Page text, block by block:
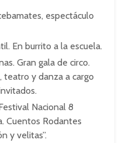
espectáculo
En burrito a la escuela.
Gran gala de circo.
teatro y danza a cargo
Nacional 8
Cuentos Rodantes
y velitas”.